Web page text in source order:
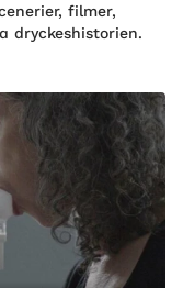
filmer,
dryckeshistorien.